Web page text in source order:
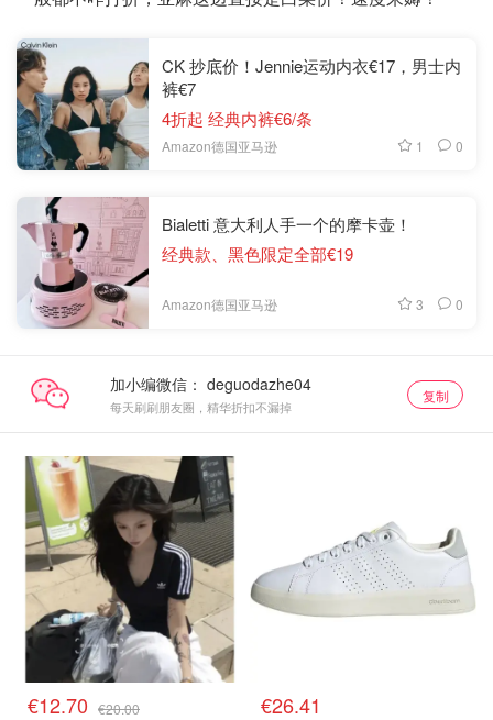
CK 抄底价！Jennie运动内衣€17，男士内
裤€7
4折起 经典内裤€6/条
Amazon德国亚马逊 1 0
Bialetti 意大利人手一个的摩卡壶！
经典款、黑色限定全部€19
Amazon德国亚马逊 3 0
加小编微信：
每天刷刷朋友圈，精华折扣不漏掉
复制
€12.70 €20.00 €26.41